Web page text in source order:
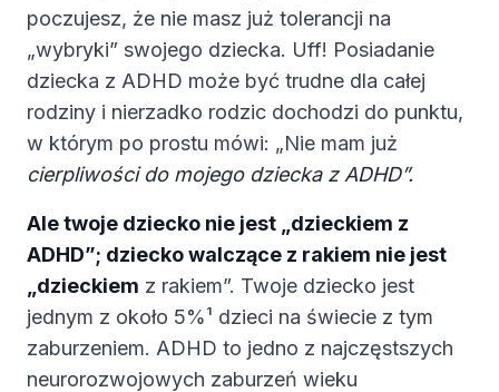
poczujesz, że nie masz już tolerancji na
„wybryki” swojego dziecka. Uff! Posiadanie
dziecka z ADHD może być trudne dla całej
rodziny i nierzadko rodzic dochodzi do punktu,
w którym po prostu mówi: „Nie mam już
cierpliwości do mojego dziecka z ADHD”.
Ale twoje dziecko nie jest „dzieckiem z
ADHD”; dziecko walczące z rakiem nie jest
„dzieckiem z rakiem”. Twoje dziecko jest
jednym z około 5%¹ dzieci na świecie z tym
zaburzeniem. ADHD to jedno z najczęstszych
neurorozwojowych zaburzeń wieku